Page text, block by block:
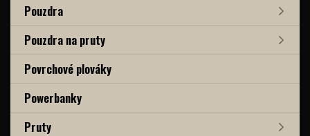
Pouzdra
Pouzdra na pruty
Povrchové plováky
Powerbanky
Pruty